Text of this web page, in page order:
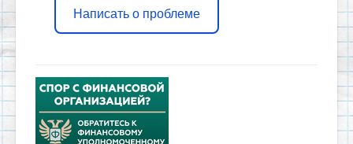
Написать о проблеме